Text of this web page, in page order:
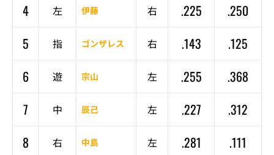
4
左 伊藤 右 .225
.250
5
指 ゴンザレス 右 .143
.125
6
遊 宗山 左 .255
.368
7
中 辰己 左 .227
.312
8
右 中島 左 .281
.111